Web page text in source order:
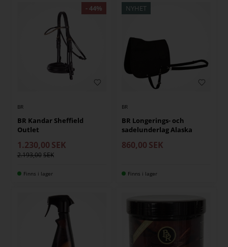
BR
BR Kandar Sheffield
Outlet
1.230,00 SEK
2.193,00
Finns i lager
NYHET
BR
BR Longerings- och
sadelunderlag Alaska
860,00 SEK
Finns i lager